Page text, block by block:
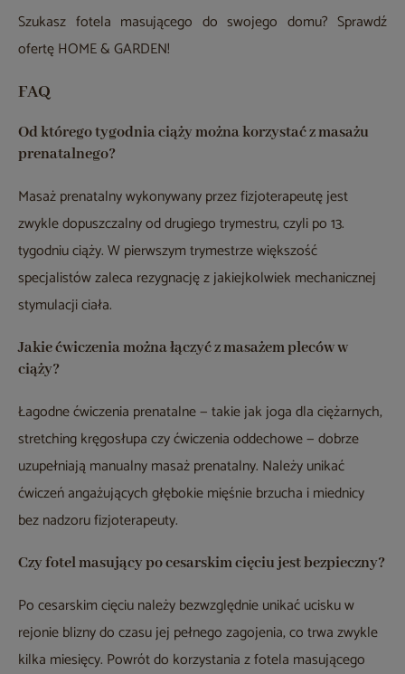
Szukasz fotela masującego do swojego domu? Sprawdź
ofertę HOME & GARDEN!
FAQ
Od którego tygodnia ciąży można korzystać z masażu
prenatalnego?
Masaż prenatalny wykonywany przez fizjoterapeutę jest
zwykle dopuszczalny od drugiego trymestru, czyli po 13.
tygodniu ciąży. W pierwszym trymestrze większość
specjalistów zaleca rezygnację z jakiejkolwiek mechanicznej
stymulacji ciała.
Jakie ćwiczenia można łączyć z masażem pleców w
ciąży?
Łagodne ćwiczenia prenatalne — takie jak joga dla ciężarnych,
stretching kręgosłupa czy ćwiczenia oddechowe — dobrze
uzupełniają manualny masaż prenatalny. Należy unikać
ćwiczeń angażujących głębokie mięśnie brzucha i miednicy
bez nadzoru fizjoterapeuty.
Czy fotel masujący po cesarskim cięciu jest bezpieczny?
Po cesarskim cięciu należy bezwzględnie unikać ucisku w
rejonie blizny do czasu jej pełnego zagojenia, co trwa zwykle
kilka miesięcy. Powrót do korzystania z fotela masującego